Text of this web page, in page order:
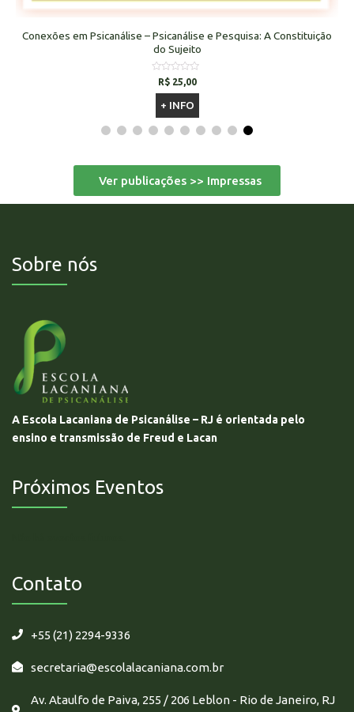
Conexões em Psicanálise – Psicanálise e Pesquisa: A Constituição
do Sujeito
Avaliação
R$25,00
+ INFO
Ver publicações >> Impressas
Sobre nós
A Escola Lacaniana de Psicanálise – RJ é orientada pelo
ensino e transmissão de Freud e Lacan
Próximos Eventos
Contato
+55 (21) 2294-9336
secretaria@escolalacaniana.com.br
Av. Ataulfo de Paiva, 255 / 206 Leblon - Rio de Janeiro, RJ